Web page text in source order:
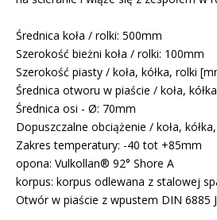
Średnica koła / rolki: 500mm
Szerokość bieżni koła / rolki: 100mm
Szerokość piasty / koła, kółka, rolki
Średnica otworu w piaście / koła,
Średnica osi - Ø: 70mm
Dopuszczalne obciążenie / koła,
Zakres temperatury: -40 tot +85mm
opona: Vulkollan® 92° Shore A
korpus: korpus odlewana z stalowej
Otwór w piaście z wpustem DIN 6885